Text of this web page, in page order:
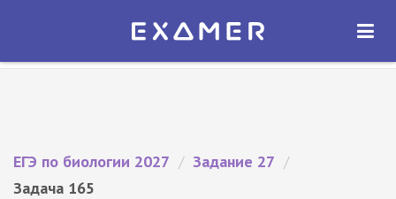
Экзамер — ЕГЭ 2027
ОТКРЫТЬ
ЕГЭ по биологии 2027 / Задание 27 /
Задача 165